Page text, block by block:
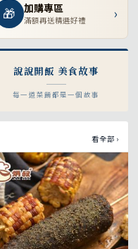
🎁 加購專區
滿額再送精選好禮 ›
說說開飯 美食故事
每一道菜餚都是一個故事
看全部 ›